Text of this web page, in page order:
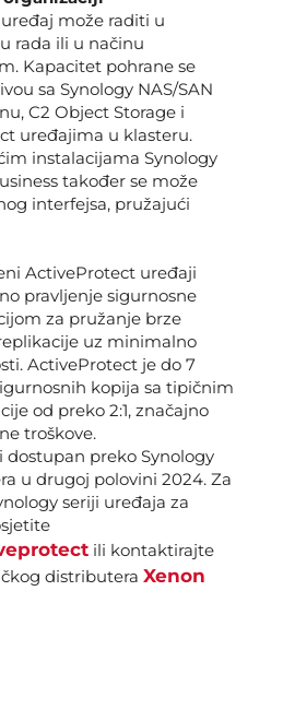
može raditi u
rada ili u načinu
Kapacitet pohrane se
sa Synology NAS/SAN
C2 Object Storage i
uređajima u klasteru.
instalacijama Synology
također se može
interfejsa, pružajući
ActiveProtect uređaji
pravljenje sigurnosne
za pružanje brze
uz minimalno
ActiveProtect je do 7
kopija sa tipičnim
od preko 2:1, značajno
troškove.
preko Synology
u drugoj polovini 2024. Za
seriji uređaja za
ili kontaktirajte
distributera Xenon